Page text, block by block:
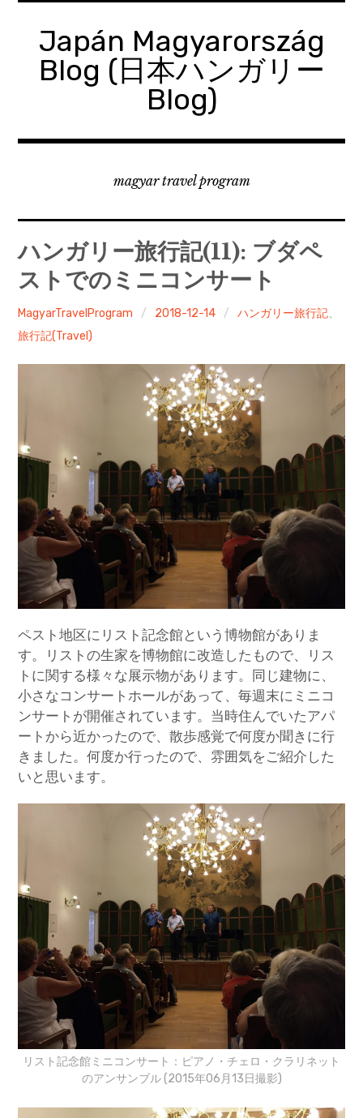
Japán Magyarország
Blog (日本ハンガリー
Blog)
magyar travel program
ハンガリー旅行記(11): ブダペ
ストでのミニコンサート
MagyarTravelProgram 2018-12-14 ハンガリー旅行記、
旅行記(Travel)
ペスト地区にリスト記念館という博物館がありま
す。リストの生家を博物館に改造したもので、リス
トに関する様々な展示物があります。同じ建物に、
小さなコンサートホールがあって、毎週末にミニコ
ンサートが開催されています。当時住んでいたアパ
ートから近かったので、散歩感覚で何度か聞きに行
きました。何度か行ったので、雰囲気をご紹介した
いと思います。
リスト記念館ミニコンサート：ピアノ・チェロ・クラリネット
のアンサンブル (2015年06月13日撮影)